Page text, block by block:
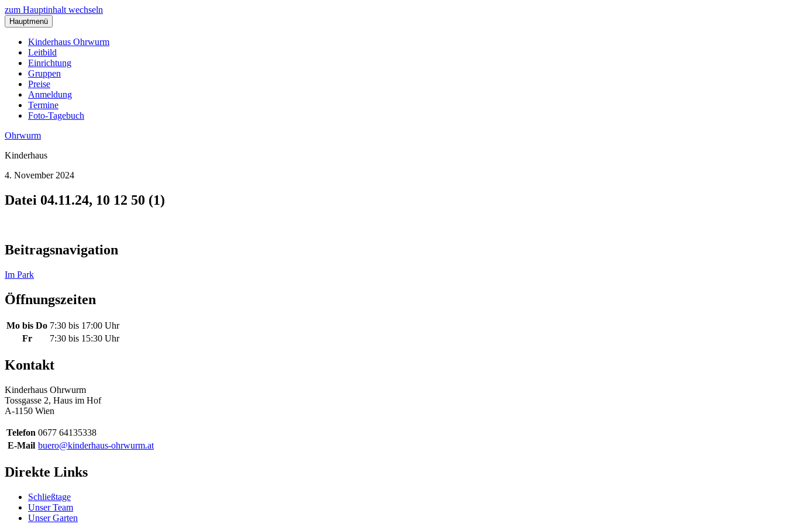
zum Hauptinhalt wechseln
Hauptmenü
Kinderhaus Ohrwurm
Leitbild
Einrichtung
Gruppen
Preise
Anmeldung
Termine
Foto-Tagebuch
Ohrwurm
Kinderhaus
4. November 2024
Datei 04.11.24, 10 12 50 (1)
Beitragsnavigation
Im Park
Öffnungszeiten
Mo bis Do 7:30 bis 17:00 Uhr
Fr
7:30 bis 15:30 Uhr
Kontakt
Kinderhaus Ohrwurm
Tossgasse 2, Haus im Hof
A-1150 Wien
Telefon 0677 64135338
E-Mail buero@kinderhaus-ohrwurm.at
Direkte Links
Schließtage
Unser Team
Unser Garten